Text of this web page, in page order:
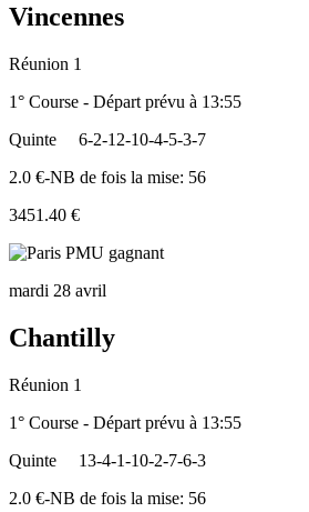
Vincennes
Réunion 1
1° Course - Départ prévu à 13:55
Quinte
6-2-12-10-4-5-3-7
2.0 €-NB de fois la mise: 56
3451.40 €
mardi 28 avril
Chantilly
Réunion 1
1° Course - Départ prévu à 13:55
Quinte
13-4-1-10-2-7-6-3
2.0 €-NB de fois la mise: 56